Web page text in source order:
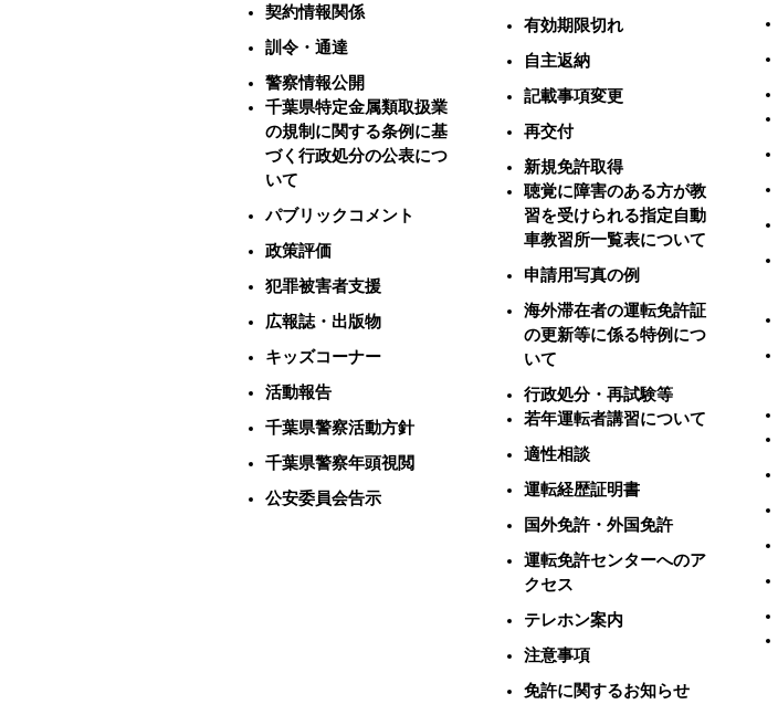
契約情報関係
訓令・通達
警察情報公開
千葉県特定金属類取扱業
の規制に関する条例に基
づく行政処分の公表につ
いて
パブリックコメント
政策評価
犯罪被害者支援
広報誌・出版物
キッズコーナー
活動報告
千葉県警察活動方針
千葉県警察年頭視閲
公安委員会告示
有効期限切れ
自主返納
記載事項変更
再交付
新規免許取得
聴覚に障害のある方が教
習を受けられる指定自動
車教習所一覧表について
申請用写真の例
海外滞在者の運転免許証
の更新等に係る特例につ
いて
行政処分・再試験等
若年運転者講習について
適性相談
運転経歴証明書
国外免許・外国免許
運転免許センターへのア
クセス
テレホン案内
注意事項
免許に関するお知らせ